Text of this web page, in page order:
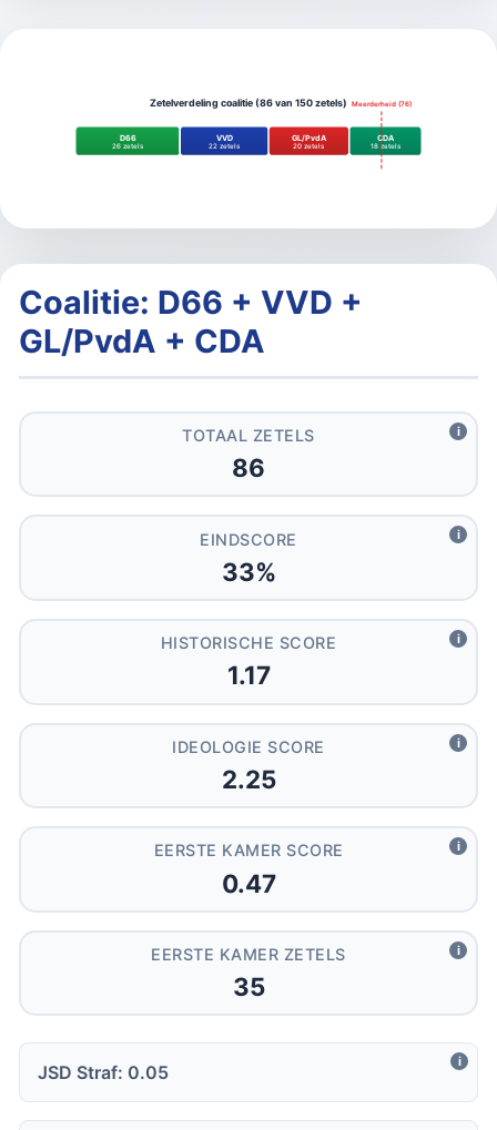
Zetelverdeling coalitie (86 van 150 zetels)
D66
26 zetels
VVD
22 zetels
GL/PvdA
20 zetels
CDA
18 zetels
Meerderheid (76)
Coalitie: D66 + VVD +
GL/PvdA + CDA
TOTAAL ZETELS
86
i
EINDSCORE
33%
i
HISTORISCHE SCORE
1.17
i
IDEOLOGIE SCORE
2.25
i
EERSTE KAMER SCORE
0.47
i
EERSTE KAMER ZETELS
35
i
JSD Straf: 0.05 i